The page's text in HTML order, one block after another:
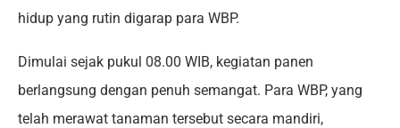
hidup yang rutin digarap para WBP.
Dimulai sejak pukul 08.00 WIB, kegiatan panen
berlangsung dengan penuh semangat. Para WBP, yang
telah merawat tanaman tersebut secara mandiri,